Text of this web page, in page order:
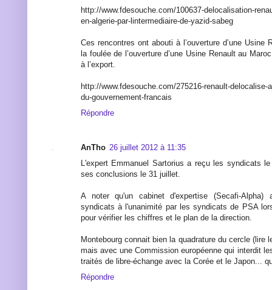
http://www.fdesouche.com/100637-delocalisation-
en-algerie-par-lintermediaire-de-yazid-sabeg
Ces rencontres ont abouti à l’ouverture d’une Usine
la foulée de l’ouverture d’une Usine Renault au
à l’export.
http://www.fdesouche.com/275216-renault-delocalise-
du-gouvernement-francais
Répondre
AnTho 26 juillet 2012 à 11:35
L'expert Emmanuel Sartorius a reçu les syndicats
ses conclusions le 31 juillet.
A noter qu'un cabinet d'expertise (Secafi-
syndicats à l'unanimité par les syndicats de PSA
pour vérifier les chiffres et le plan de la direction.
Montebourg connait bien la quadrature du cercle (lire
mais avec une Commission européenne qui interdit
traités de libre-échange avec la Corée et le Japon...
Répondre